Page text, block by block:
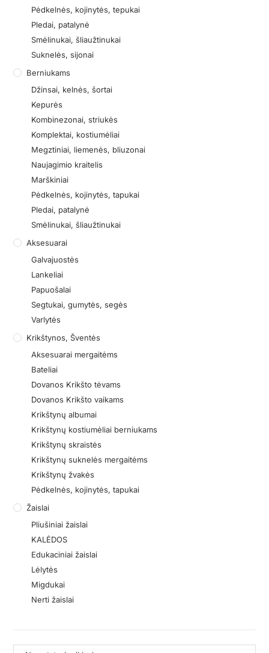
Pėdkelnės, kojinytės, tepukai
Pledai, patalynė
Smėlinukai, šliaužtinukai
Suknelės, sijonai
Berniukams
Džinsai, kelnės, šortai
Kepurės
Kombinezonai, striukės
Komplektai, kostiumėliai
Megztiniai, liemenės, bliuzonai
Naujagimio kraitelis
Marškiniai
Pėdkelnės, kojinytės, tapukai
Pledai, patalynė
Smėlinukai, šliaužtinukai
Aksesuarai
Galvajuostės
Lankeliai
Papuošalai
Segtukai, gumytės, segės
Varlytės
Krikštynos, Šventės
Aksesuarai mergaitėms
Bateliai
Dovanos Krikšto tėvams
Dovanos Krikšto vaikams
Krikštynų albumai
Krikštynų kostiumėliai berniukams
Krikštynų skraistės
Krikštynų suknelės mergaitėms
Krikštynų žvakės
Pėdkelnės, kojinytės, tapukai
Žaislai
Pliušiniai žaislai
KALĖDOS
Edukaciniai žaislai
Lėlytės
Migdukai
Nerti žaislai